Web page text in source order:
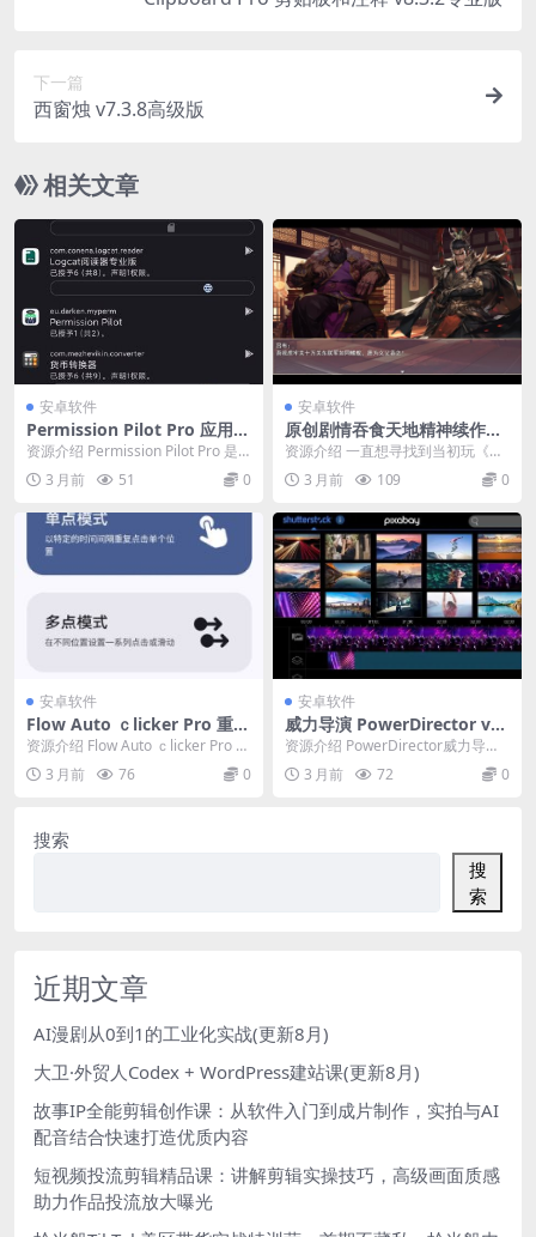
下一篇
西窗烛 v7.3.8高级版
相关文章
安卓软件
Permission Pilot Pro 应用权
限v2.0.3-rc0高级版
资源介绍 Permission Pilot Pro 是
一种新的应用程序，可帮助您...
3 月前 51 0
安卓软件
原创剧情吞食天地精神续作：
三国真龙传4.0.5g绿色版
资源介绍 一直想寻找到当初玩《吞
食天地》、《口袋妖怪》、《仙
剑》、《轩辕剑》等等...
3 月前 109 0
安卓软件
Flow Auto ｃlicker Pro 重复
自动点击v1.3.2 专业版
资源介绍 Flow Auto ｃlicker Pro A
uto Tapper 自...
3 月前 76 0
安卓软件
威力导演 PowerDirector v1
6.3.7高级版
资源介绍 PowerDirector威力导演
是一款高品质的影音编辑制作软
件。全新...
3 月前 72 0
搜索
搜
索
近期文章
AI漫剧从0到1的工业化实战(更新8月)
大卫·外贸人Codex + WordPress建站课(更新8月)
故事IP全能剪辑创作课：从软件入门到成片制作，实拍与AI
配音结合快速打造优质内容
短视频投流剪辑精品课：讲解剪辑实操技巧，高级画面质感
助力作品投流放大曝光